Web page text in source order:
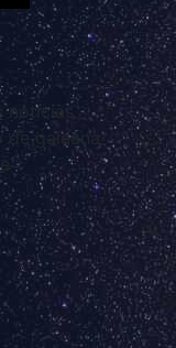
noticias
galeana